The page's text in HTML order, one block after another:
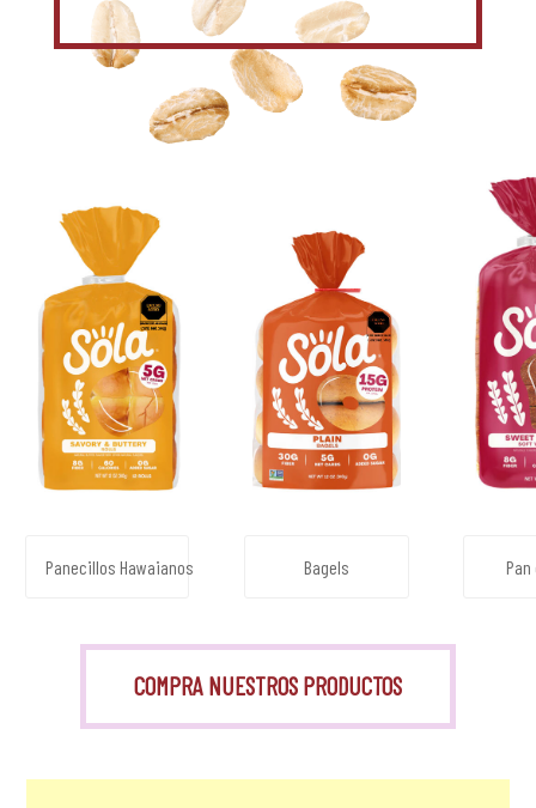
Panecillos Hawaianos Bagels Pan
COMPRA NUESTROS PRODUCTOS